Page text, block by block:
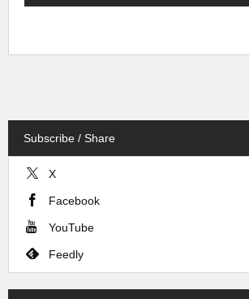
Subscribe / Share
X
Facebook
YouTube
Feedly